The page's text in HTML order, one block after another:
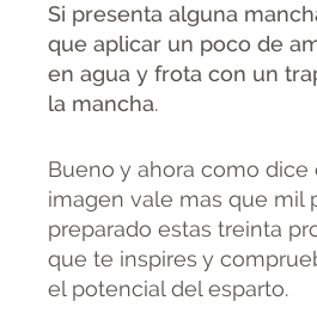
Si presenta alguna
que aplicar un poco de
en agua y frota con un
la mancha.
Bueno y ahora como dice
imagen vale mas que mil
preparado estas treinta
que te inspires y
el potencial del esparto.